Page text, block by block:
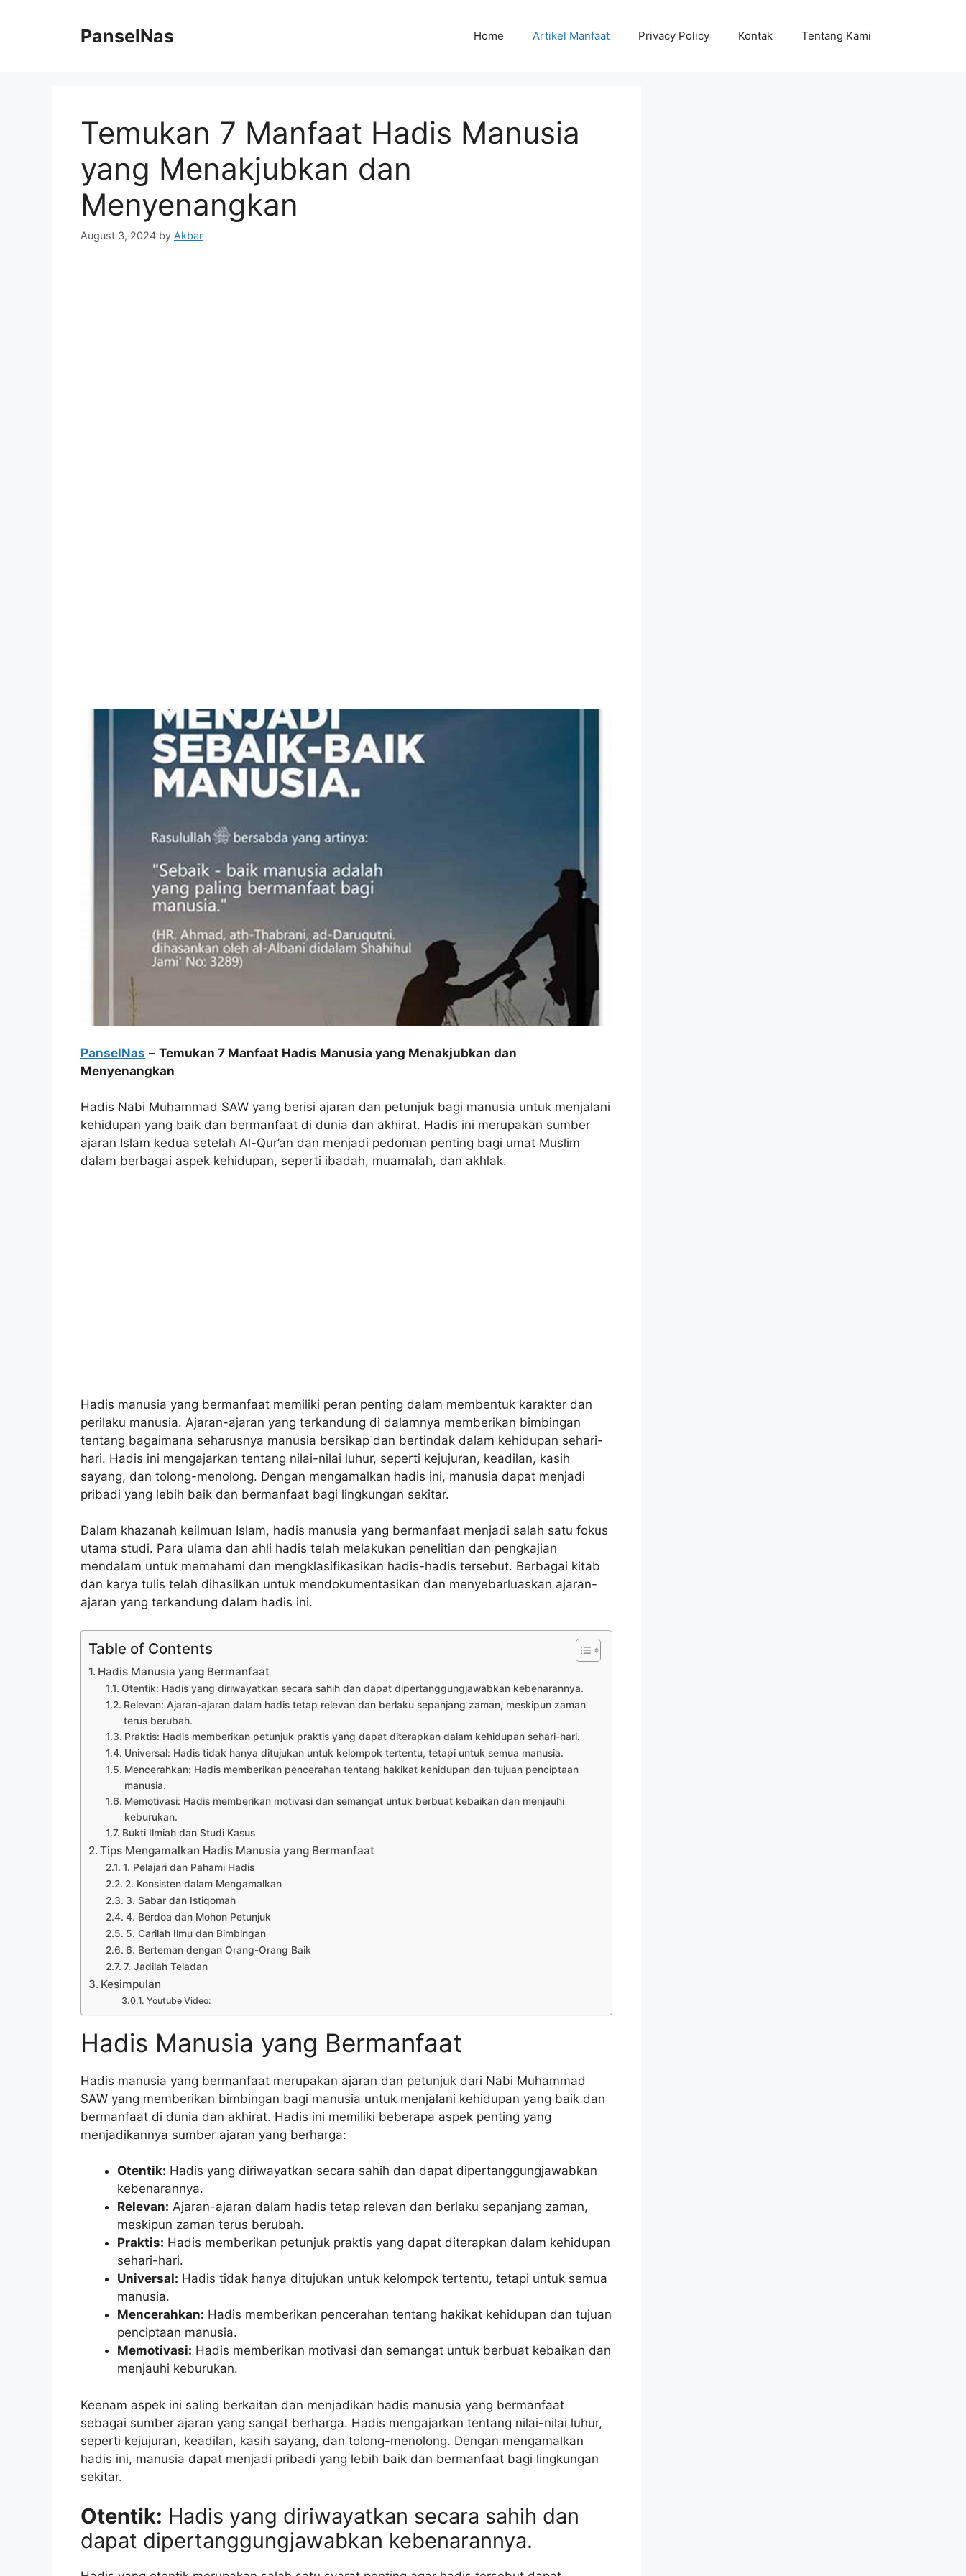
PanselNas Home Artikel Manfaat Privacy Policy Kontak Tentang Kami
Temukan 7 Manfaat Hadis Manusia
yang Menakjubkan dan
Menyenangkan
August 3, 2024 by Akbar
PanselNas – Temukan 7 Manfaat Hadis Manusia yang Menakjubkan dan
Menyenangkan
Hadis Nabi Muhammad SAW yang berisi ajaran dan petunjuk bagi manusia untuk menjalani
kehidupan yang baik dan bermanfaat di dunia dan akhirat. Hadis ini merupakan sumber
ajaran Islam kedua setelah Al-Qur’an dan menjadi pedoman penting bagi umat Muslim
dalam berbagai aspek kehidupan, seperti ibadah, muamalah, dan akhlak.
Hadis manusia yang bermanfaat memiliki peran penting dalam membentuk karakter dan
perilaku manusia. Ajaran-ajaran yang terkandung di dalamnya memberikan bimbingan
tentang bagaimana seharusnya manusia bersikap dan bertindak dalam kehidupan sehari-
hari. Hadis ini mengajarkan tentang nilai-nilai luhur, seperti kejujuran, keadilan, kasih
sayang, dan tolong-menolong. Dengan mengamalkan hadis ini, manusia dapat menjadi
pribadi yang lebih baik dan bermanfaat bagi lingkungan sekitar.
Dalam khazanah keilmuan Islam, hadis manusia yang bermanfaat menjadi salah satu fokus
utama studi. Para ulama dan ahli hadis telah melakukan penelitian dan pengkajian
mendalam untuk memahami dan mengklasifikasikan hadis-hadis tersebut. Berbagai kitab
dan karya tulis telah dihasilkan untuk mendokumentasikan dan menyebarluaskan ajaran-
ajaran yang terkandung dalam hadis ini.
Table of Contents
Hadis Manusia yang Bermanfaat
Otentik: Hadis yang diriwayatkan secara sahih dan dapat dipertanggungjawabkan kebenarannya.
Relevan: Ajaran-ajaran dalam hadis tetap relevan dan berlaku sepanjang zaman, meskipun zaman
terus berubah.
Praktis: Hadis memberikan petunjuk praktis yang dapat diterapkan dalam kehidupan sehari-hari.
Universal: Hadis tidak hanya ditujukan untuk kelompok tertentu, tetapi untuk semua manusia.
Mencerahkan: Hadis memberikan pencerahan tentang hakikat kehidupan dan tujuan penciptaan
manusia.
Memotivasi: Hadis memberikan motivasi dan semangat untuk berbuat kebaikan dan menjauhi
keburukan.
Bukti Ilmiah dan Studi Kasus
Tips Mengamalkan Hadis Manusia yang Bermanfaat
1. Pelajari dan Pahami Hadis
2. Konsisten dalam Mengamalkan
3. Sabar dan Istiqomah
4. Berdoa dan Mohon Petunjuk
5. Carilah Ilmu dan Bimbingan
6. Berteman dengan Orang-Orang Baik
7. Jadilah Teladan
Kesimpulan
Youtube Video:
Hadis Manusia yang Bermanfaat
Hadis manusia yang bermanfaat merupakan ajaran dan petunjuk dari Nabi Muhammad
SAW yang memberikan bimbingan bagi manusia untuk menjalani kehidupan yang baik dan
bermanfaat di dunia dan akhirat. Hadis ini memiliki beberapa aspek penting yang
menjadikannya sumber ajaran yang berharga:
Otentik: Hadis yang diriwayatkan secara sahih dan dapat dipertanggungjawabkan
kebenarannya.
Relevan: Ajaran-ajaran dalam hadis tetap relevan dan berlaku sepanjang zaman,
meskipun zaman terus berubah.
Praktis: Hadis memberikan petunjuk praktis yang dapat diterapkan dalam kehidupan
sehari-hari.
Universal: Hadis tidak hanya ditujukan untuk kelompok tertentu, tetapi untuk semua
manusia.
Mencerahkan: Hadis memberikan pencerahan tentang hakikat kehidupan dan tujuan
penciptaan manusia.
Memotivasi: Hadis memberikan motivasi dan semangat untuk berbuat kebaikan dan
menjauhi keburukan.
Keenam aspek ini saling berkaitan dan menjadikan hadis manusia yang bermanfaat
sebagai sumber ajaran yang sangat berharga. Hadis mengajarkan tentang nilai-nilai luhur,
seperti kejujuran, keadilan, kasih sayang, dan tolong-menolong. Dengan mengamalkan
hadis ini, manusia dapat menjadi pribadi yang lebih baik dan bermanfaat bagi lingkungan
sekitar.
Otentik: Hadis yang diriwayatkan secara sahih dan
dapat dipertanggungjawabkan kebenarannya.